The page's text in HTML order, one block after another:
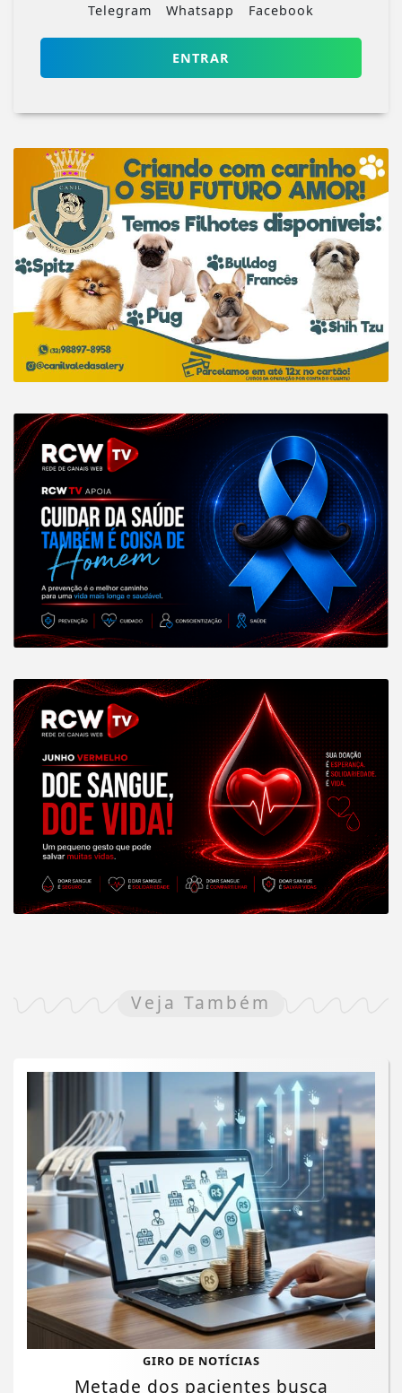
Telegram Whatsapp Facebook
ENTRAR
Veja Também
GIRO DE NOTÍCIAS
Metade dos pacientes busca